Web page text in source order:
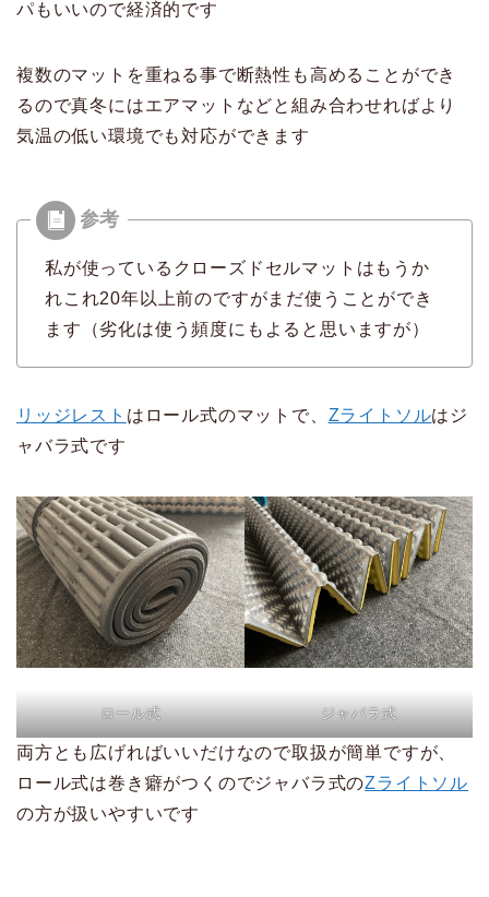
パもいいので経済的です
複数のマットを重ねる事で断熱性も高めることができ
るので真冬にはエアマットなどと組み合わせればより
気温の低い環境でも対応ができます
私が使っているクローズドセルマットはもうか
れこれ20年以上前のですがまだ使うことができ
ます（劣化は使う頻度にもよると思いますが）
リッジレスト はロール式のマットで、 Zライトソルはジ
ャバラ式です
ロール式 ジャバラ式
両方とも広げればいいだけなので取扱が簡単ですが、
ロール式は巻き癖がつくのでジャバラ式のZライトソル
の方が扱いやすいです